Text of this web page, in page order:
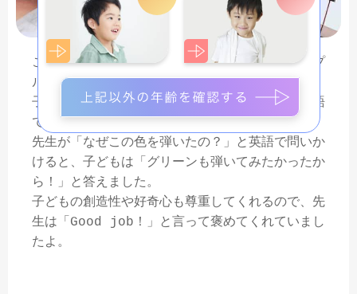
この日の描かれているフルーツはグレープ・アップ
ル・バナナなので緑色のフルーツはありません。
子どもが先生の指示とは違った鍵盤を弾いても英語
でコミュニケーションをとります。
先生が「なぜこの色を弾いたの？」と英語で問いか
けると、子どもは「グリーンも弾いてみたかったか
ら！」と答えました。
子どもの創造性や好奇心も尊重してくれるので、先
生は「Good job！」と言って褒めてくれていまし
たよ。